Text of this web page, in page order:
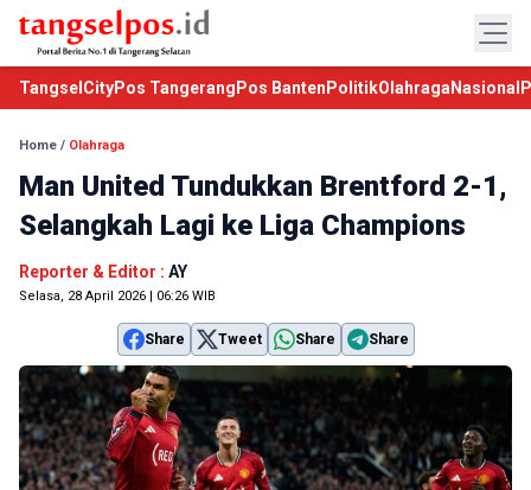
TangselCityPos Tangerang Pos Banten PolitikOlahraga Nasional
Home / Olahraga
Man United Tundukkan Brentford 2-1,
Selangkah Lagi ke Liga Champions
Reporter & Editor : AY
Selasa, 28 April 2026 | 06:26 WIB
Share Tweet Share Share